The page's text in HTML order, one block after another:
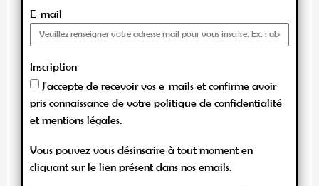
E-mail
Inscription
J'accepte de recevoir vos e-mails et confirme avoir
pris connaissance de votre politique de confidentialité
et mentions légales.
Vous pouvez vous désinscrire à tout moment en
cliquant sur le lien présent dans nos emails.